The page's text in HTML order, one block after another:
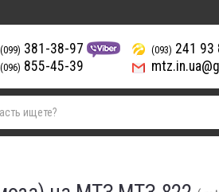
(099) 381-38-97
(096) 855-45-39
(093) 241 93